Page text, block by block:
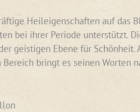
Heileigenschaften auf das
bei ihrer Periode unterstützt.
geistigen Ebene für
bringt es seinen Worten